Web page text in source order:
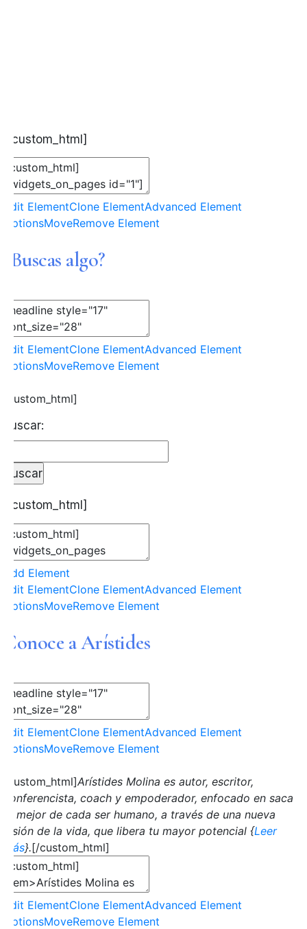
[/custom_html]
Edit ElementClone ElementAdvanced Element
OptionsMoveRemove Element
¿Buscas algo?
Edit ElementClone ElementAdvanced Element
OptionsMoveRemove Element
[custom_html]
Buscar:
[/custom_html]
Add Element
Edit ElementClone ElementAdvanced Element
OptionsMoveRemove Element
Conoce a Arístides
Edit ElementClone ElementAdvanced Element
OptionsMoveRemove Element
[custom_html]Arístides Molina es autor, escritor,
conferencista, coach y empoderador, enfocado en sacar
lo mejor de cada ser humano, a través de una nueva
visión de la vida, que libera tu mayor potencial {Leer
más}.[/custom_html]
Edit ElementClone ElementAdvanced Element
OptionsMoveRemove Element